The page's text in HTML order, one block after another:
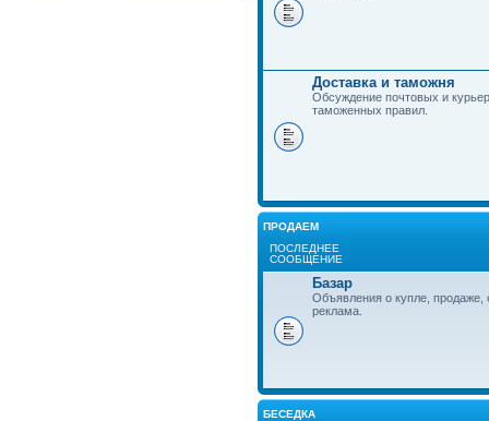
Доставка и таможня
Обсуждение почтовых и
таможенных правил.
ПРОДАЕМ
ПОСЛЕДНЕЕ
СООБЩЕНИЕ
Базар
Объявления о купле, продаже,
реклама.
БЕСЕДКА